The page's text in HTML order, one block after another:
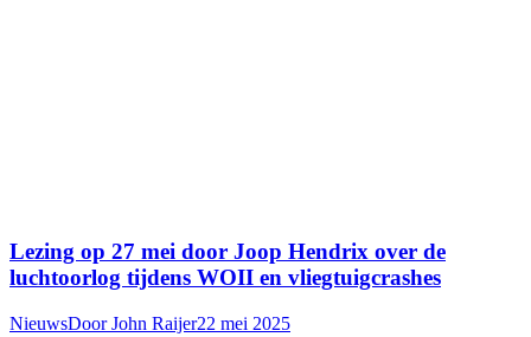
Lezing op 27 mei door Joop Hendrix over de
luchtoorlog tijdens WOII en vliegtuigcrashes
NieuwsDoorJohn Raijer22 mei 2025